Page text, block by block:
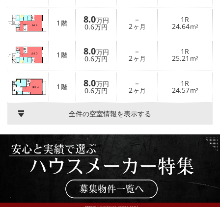
1 階 8.0万円
0.6万円
－
2ヶ月
1R
24.64m²
1 階 8.0万円
0.6万円
－
2ヶ月
1R
25.21 m²
1 階 8.0万円
0.6万円
－
2ヶ月
1R
24.57m²
全件の空室情報を表示する